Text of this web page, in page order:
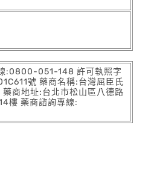
:0800-051-148 許可執照字
號 藥商名稱:台灣屈臣氏
商地址:台北市松山區八德路
樓 藥商諮詢專線: